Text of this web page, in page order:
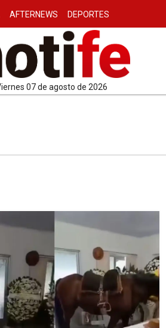
AFTERNEWS DEPORTES
viernes 07 de agosto de 2026